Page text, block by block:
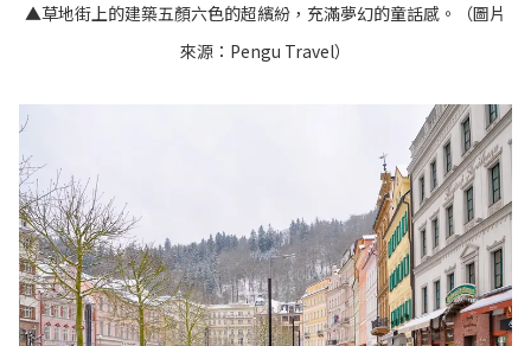
▲草地街上的建築五顏六色的超繽紛，充滿夢幻的童話感。（圖片
來源： Pengu Travel）